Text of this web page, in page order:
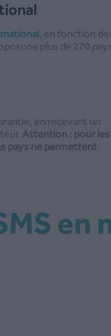
, en fonction
plus de 220
en recevant un
Attention : pour les
pays ne permettent
en